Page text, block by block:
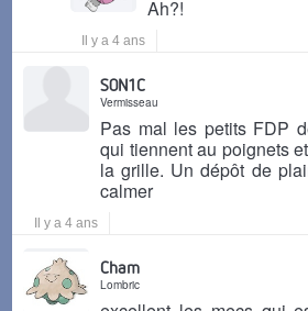
Ah?!
Il y a 4 ans
S0N1C
Vermisseau
Pas mal les petits FDP
qui tiennent au poignets
la grille. Un dépôt de
calmer
Il y a 4 ans
Cham
Lombric